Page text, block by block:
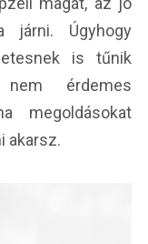
Úgyhogy
is tűnik
érdemes
megoldásokat
akarsz.